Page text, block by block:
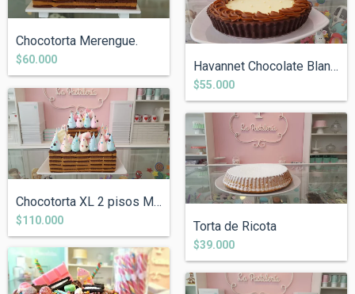
Chocotorta Merengue.
$60.000 Havannet Chocolate Blanco
$55.000
Chocotorta XL 2 pisos Merengue Multicolo...
$110.000 Torta de Ricota
$39.000